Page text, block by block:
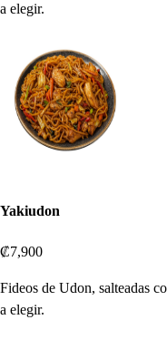
a elegir.
Yakiudon
₡7,900
Fideos de Udon, salteadas
a elegir.